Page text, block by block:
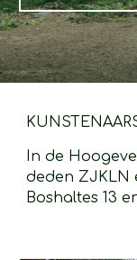
In de
deden ZJKLN
Boshaltes 13